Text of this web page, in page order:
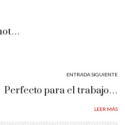
ENTRADA SIGUIENTE
Perfecto para el trabajo…
LEER MÁS